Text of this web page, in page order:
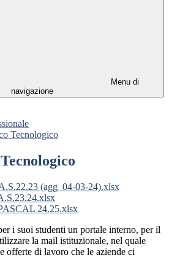
Menu di
navigazione
Tecnologico
(agg_04-03-24).xlsx
24.25.xlsx
i suoi studenti un portale interno, per il
la mail istituzionale, nel quale
offerte di lavoro che le aziende ci